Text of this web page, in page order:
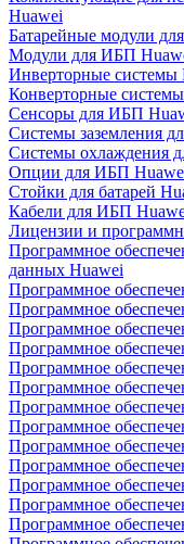
Huawei
Батарейные модули
Модули для ИБП
Инверторные системы
Конверторные
Сенсоры для ИБП
Системы заземления
Системы охлаждения
Опции для ИБП
Стойки для батарей
Кабели для ИБП
Лицензии и
Программное
данных Huawei
Программное
Программное
Программное
Программное
Программное
Программное
Программное
Программное
Программное
Программное
Программное
Программное
Программное